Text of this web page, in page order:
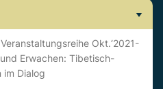
Veranstaltungsreihe Okt.‘2021-
Erwachen: Tibetisch-
Dialog